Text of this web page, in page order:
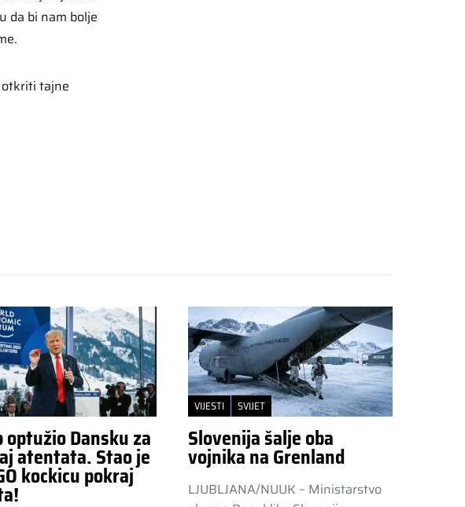
da bi nam bolje
otkriti tajne
optužio Dansku za
atentata. Stao je
kockicu pokraj
VIJESTI SVIJET
Slovenija šalje oba
vojnika na Grenland
LJUBLJANA/NUUK – Ministarstvo